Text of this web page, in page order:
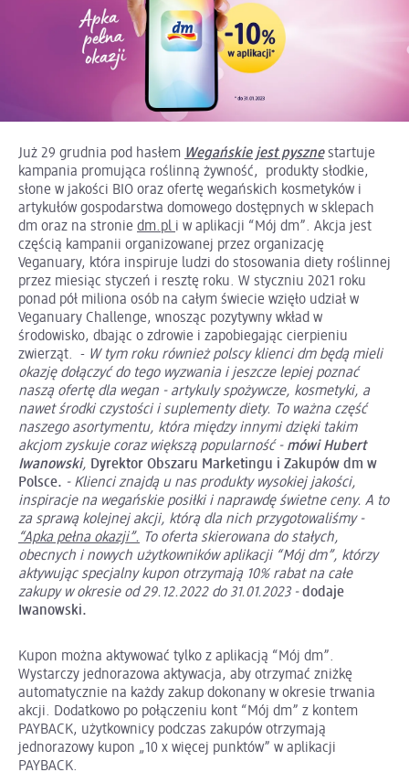
Już 29 grudnia pod hasłem Wegańskie jest pyszne startuje
kampania promująca roślinną żywność, produkty słodkie,
słone w jakości BIO oraz ofertę wegańskich kosmetyków i
artykułów gospodarstwa domowego dostępnych w sklepach
dm oraz na stronie dm.pl i w aplikacji “Mój dm”. Akcja jest
częścią kampanii organizowanej przez organizację
Veganuary, która inspiruje ludzi do stosowania diety roślinnej
przez miesiąc styczeń i resztę roku. W styczniu 2021 roku
ponad pół miliona osób na całym świecie wzięło udział w
Veganuary Challenge, wnosząc pozytywny wkład w
środowisko, dbając o zdrowie i zapobiegając cierpieniu
zwierząt. - W tym roku również polscy klienci dm będą mieli
okazję dołączyć do tego wyzwania i jeszcze lepiej poznać
naszą ofertę dla wegan - artykuly spożywcze, kosmetyki, a
nawet środki czystości i suplementy diety. To ważna część
naszego asortymentu, która między innymi dzięki takim
akcjom zyskuje coraz większą popularność - mówi Hubert
Iwanowski, Dyrektor Obszaru Marketingu i Zakupów dm w
Polsce. - Klienci znajdą u nas produkty wysokiej jakości,
inspiracje na wegańskie posiłki i naprawdę świetne ceny. A to
za sprawą kolejnej akcji, którą dla nich przygotowaliśmy -
“Apka pełna okazji”. To oferta skierowana do stałych,
obecnych i nowych użytkowników aplikacji “Mój dm”, którzy
aktywując specjalny kupon otrzymają 10% rabat na całe
zakupy w okresie od 29.12.2022 do 31.01.2023 -dodaje
Iwanowski.
Kupon można aktywować tylko z aplikacją “Mój dm”.
Wystarczy jednorazowa aktywacja, aby otrzymać zniżkę
automatycznie na każdy zakup dokonany w okresie trwania
akcji. Dodatkowo po połączeniu kont “Mój dm” z kontem
PAYBACK, użytkownicy podczas zakupów otrzymają
jednorazowy kupon „10 x więcej punktów” w aplikacji
PAYBACK.